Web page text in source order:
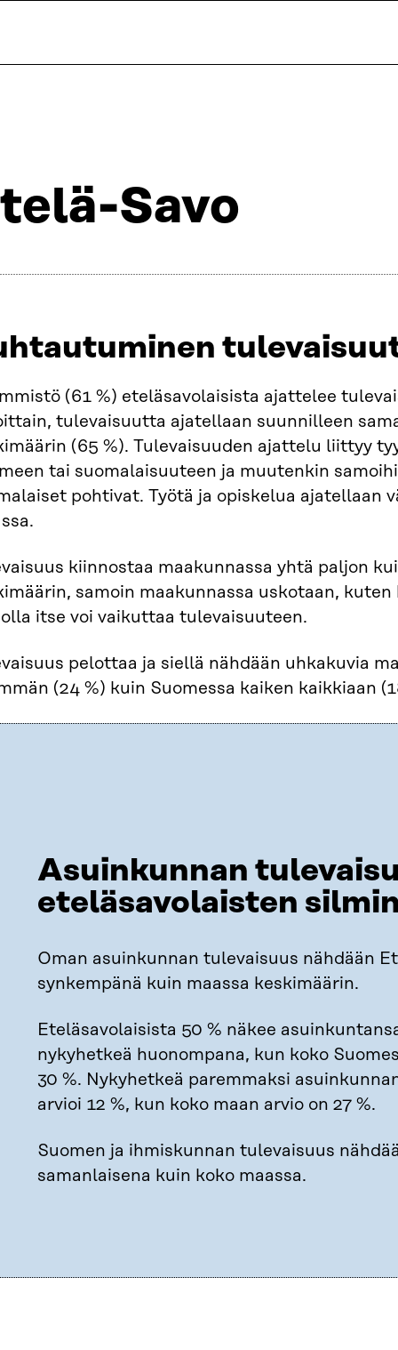
Savo
(61 %) eteläsavolaisista ajattelee
tulevaisuutta ajatellaan suunnilleen
(65 %). Tulevaisuuden ajattelu liittyy
tai suomalaisuuteen ja muutenkin
pohtivat. Työtä ja opiskelua ajatellaan
kiinnostaa maakunnassa yhtä paljon
samoin maakunnassa uskotaan, kuten
itse voi vaikuttaa tulevaisuuteen.
pelottaa ja siellä nähdään uhkakuvia
(24 %) kuin Suomessa kaiken kaikkiaan
Asuinkunnan
eteläsavolaisten silmin
Oman asuinkunnan tulevaisuus nähdään
synkempänä kuin maassa keskimäärin.
Eteläsavolaisista 50 % näkee
nykyhetkeä huonompana, kun koko
30 %. Nykyhetkeä paremmaksi
arvioi 12 %, kun koko maan arvio on 27 %.
Suomen ja ihmiskunnan tulevaisuus
samanlaisena kuin koko maassa.​